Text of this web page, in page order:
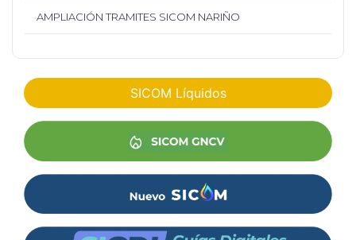
AMPLIACIÓN TRAMITES SICOM NARIÑO
SICOM Líquidos